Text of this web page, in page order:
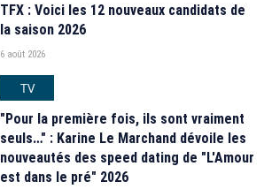
TFX : Voici les 12 nouveaux candidats de
la saison 2026
6 août 2026
TV
"Pour la première fois, ils sont vraiment
seuls…" : Karine Le Marchand dévoile les
nouveautés des speed dating de "L'Amour
est dans le pré" 2026